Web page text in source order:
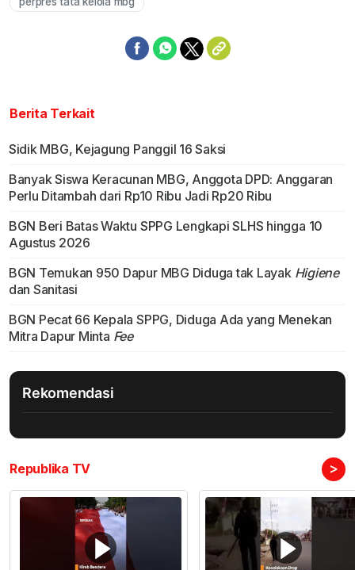
Berita Terkait
Sidik MBG, Kejagung Panggil 16 Saksi
Banyak Siswa Keracunan MBG, Anggota DPD: Anggaran
Perlu Ditambah dari Rp10 Ribu Jadi Rp20 Ribu
BGN Beri Batas Waktu SPPG Lengkapi SLHS hingga 10
Agustus 2026
BGN Temukan 950 Dapur MBG Diduga tak Layak Higiene
dan Sanitasi
BGN Pecat 66 Kepala SPPG, Diduga Ada yang Menekan
Mitra Dapur Minta Fee
Rekomendasi
Republika TV >